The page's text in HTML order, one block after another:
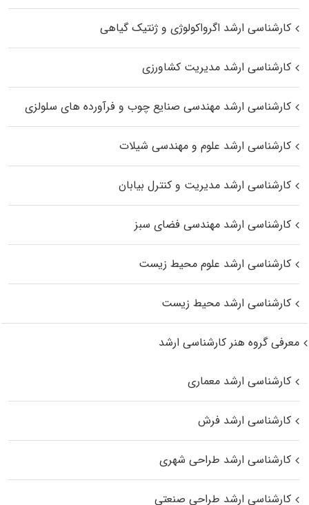
کارشناسی ارشد اگرواکولوژی و ژنتیک گیاهی
کارشناسی ارشد مدیریت کشاورزی
کارشناسی ارشد مهندسی صنایع چوب و فرآورده‌ های سلولزی
کارشناسی ارشد علوم و مهندسی شیلات
کارشناسی ارشد مدیریت و کنترل بیابان
کارشناسی ارشد مهندسی فضای سبز
کارشناسی ارشد علوم محیط‌ زیست
کارشناسی ارشد محیط زیست
معرفی گروه هنر کارشناسی ارشد
کارشناسی ارشد معماری
کارشناسی ارشد فرش
کارشناسی ارشد طراحی شهری
کارشناسی ارشد طراحی صنعتی